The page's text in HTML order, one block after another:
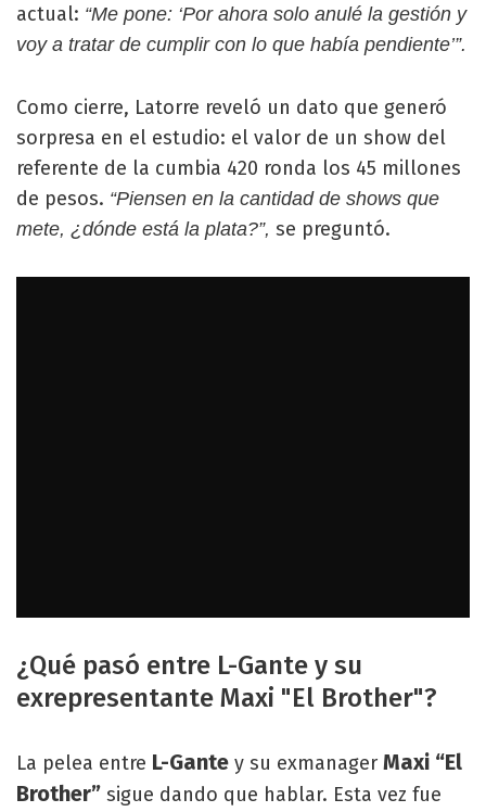
actual: “Me pone: ‘Por ahora solo anulé la gestión y
voy a tratar de cumplir con lo que había pendiente’”.
Como cierre, Latorre reveló un dato que generó
sorpresa en el estudio: el valor de un show del
referente de la cumbia 420 ronda los 45 millones
de pesos. “Piensen en la cantidad de shows que
mete, ¿dónde está la plata?”, se preguntó.
¿Qué pasó entre L-Gante y su
exrepresentante Maxi "El Brother"?
La pelea entre L-Gante y su exmanager Maxi “El
Brother” sigue dando que hablar. Esta vez fue